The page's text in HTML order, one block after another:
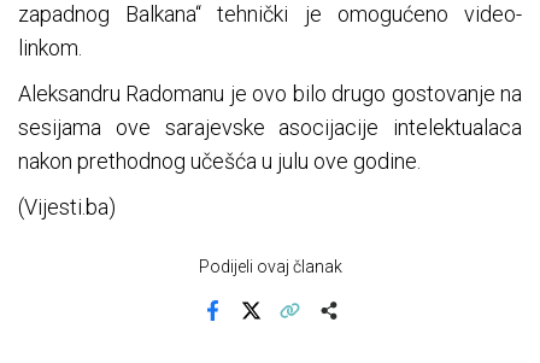
zapadnog Balkana“ tehnički je omogućeno video-
linkom.
Aleksandru Radomanu je ovo bilo drugo gostovanje na
sesijama ove sarajevske asocijacije intelektualaca
nakon prethodnog učešća u julu ove godine.
(Vijesti.ba)
Podijeli ovaj članak